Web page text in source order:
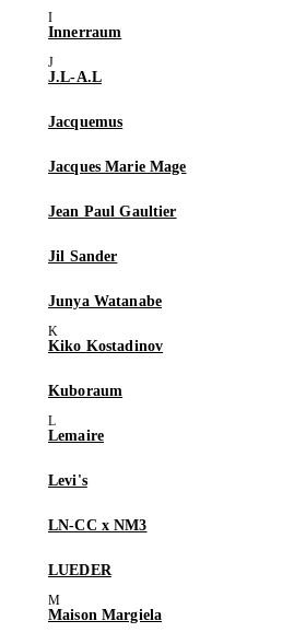
Innerraum
J.L-A.L
Jacquemus
Jacques Marie Mage
Jean Paul Gaultier
Jil Sander
Junya Watanabe
Kiko Kostadinov
Kuboraum
Lemaire
Levi's
LN-CC x NM3
LUEDER
Maison Margiela